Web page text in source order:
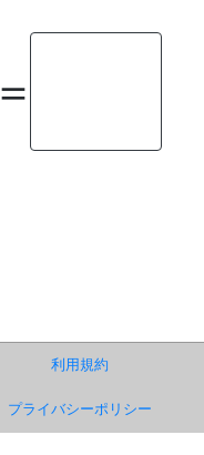
＝
利用規約
プライバシーポリシー